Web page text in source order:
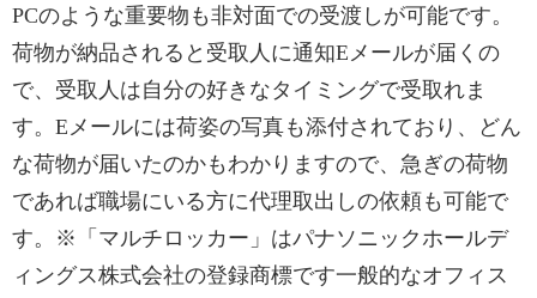
PCのような重要物も非対面での受渡しが可能です。
荷物が納品されると受取人に通知Eメールが届くの
で、受取人は自分の好きなタイミングで受取れま
す。Eメールには荷姿の写真も添付されており、どん
な荷物が届いたのかもわかりますので、急ぎの荷物
であれば職場にいる方に代理取出しの依頼も可能で
す。※「マルチロッカー」はパナソニックホールデ
ィングス株式会社の登録商標です一般的なオフィス